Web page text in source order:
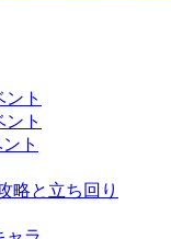
ト
ト
ト
略と立ち回り